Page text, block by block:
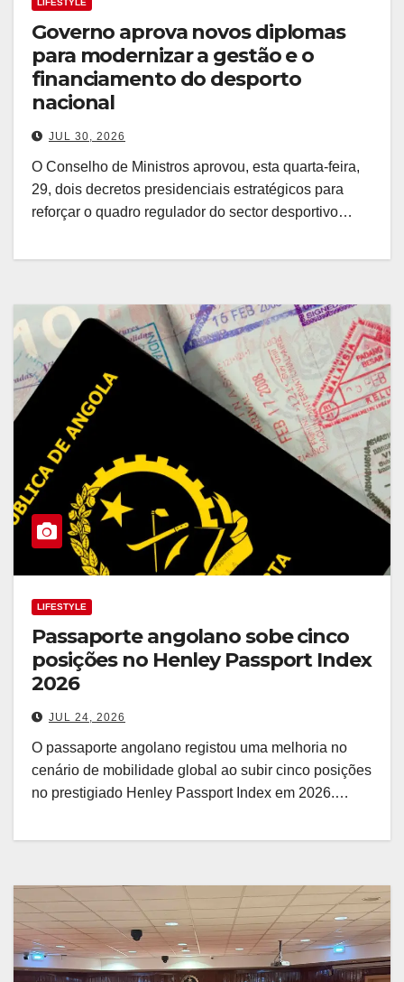
LIFESTYLE
Governo aprova novos diplomas
para modernizar a gestão e o
financiamento do desporto
nacional
JUL 30, 2026
O Conselho de Ministros aprovou, esta quarta-feira,
29, dois decretos presidenciais estratégicos para
reforçar o quadro regulador do sector desportivo…
LIFESTYLE
Passaporte angolano sobe cinco
posições no Henley Passport Index
2026
JUL 24, 2026
O passaporte angolano registou uma melhoria no
cenário de mobilidade global ao subir cinco posições
no prestigiado Henley Passport Index em 2026.…